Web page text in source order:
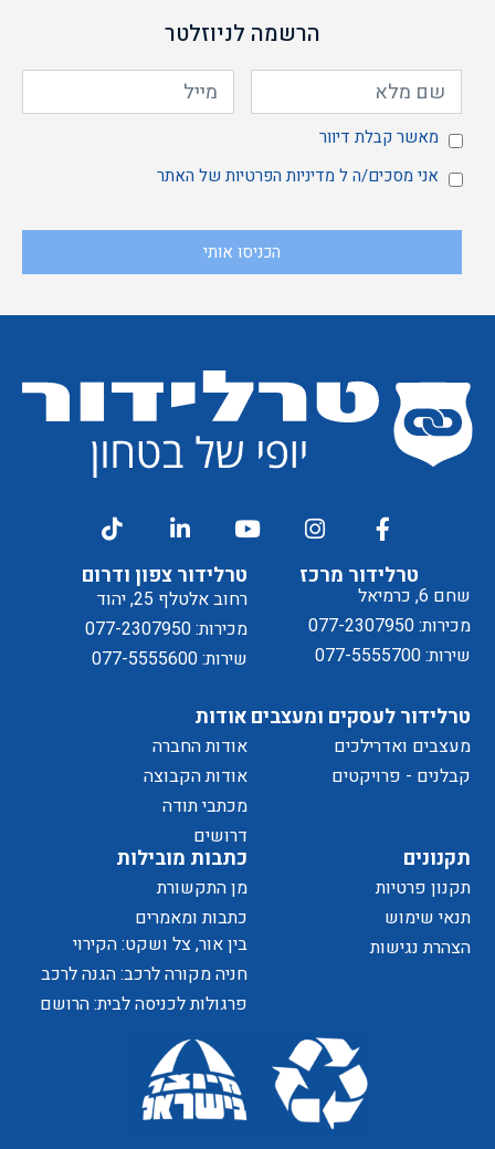
הרשמה לניוזלטר
מאשר
קבלת
דיוור
מאשר קבלת דיוור
אני
ל
מדיניות
הפרטיותשל
האתר
אני מסכים/ה ל מדיניות הפרטיות של האתר
הכניסו אותי
טרלידור מרכז
שחם 6, כרמיאל
מכירות: 077-2307950
שירות: 077-5555700
תקנונים
תקנון פרטיות
תנאי שימוש
הצהרת נגישות
כתבות מובילות
מן התקשורת
כתבות ומאמרים
בין אור, צל ושקט: הקירוי
כאלמנט מעצב בחוויית המרחב
חניה מקורה לרכב: הגנה לרכב
ושדרוג לבית
פרגולות לכניסה לבית: הרושם
טרלידור צפון ודרום
רחוב אלטלף 25, יהוד
מכירות: 077-2307950
שירות: 077-5555600
אודות
אודות החברה
אודות הקבוצה
מכתבי תודה
דרושים
טרלידור לעסקים ומעצבים
מעצבים ואדרילכים
קבלנים - פרויקטים